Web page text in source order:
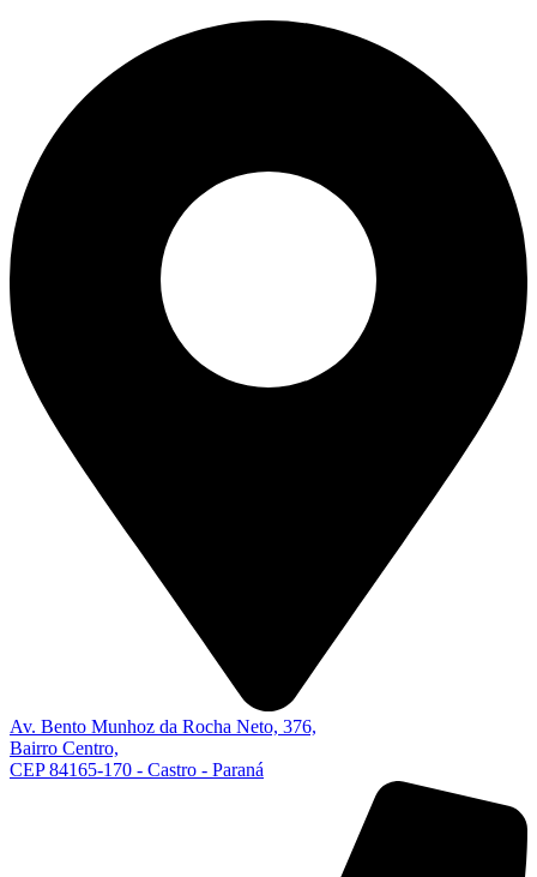
Av. Bento Munhoz da Rocha Neto, 376,
Bairro Centro,
CEP 84165-170 - Castro - Paraná